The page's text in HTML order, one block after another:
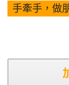
手牽手，做